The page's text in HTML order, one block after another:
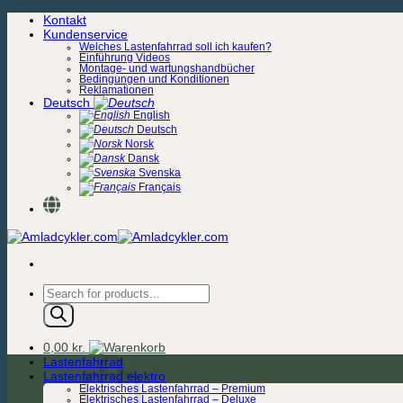
Zum
Inhalt
Kontakt
Kundenservice
Welches Lastenfahrrad soll ich kaufen?
Einführung Videos
Montage- und wartungshandbücher
Bedingungen und Konditionen
Reklamationen
Deutsch
English
Deutsch
Norsk
Dansk
Svenska
Français
Products
search
0,00 kr.
Lastenfahrrad
Lastenfahrrad elektro
Elektrisches Lastenfahrrad – Premium
Elektrisches Lastenfahrrad – Deluxe